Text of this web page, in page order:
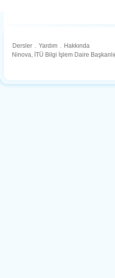
Dersler . Yardım . Hakkında
Ninova, İTÜ Bilgi İşlem Daire